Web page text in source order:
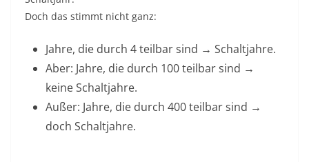
Doch das stimmt nicht ganz:
Jahre, die durch 4 teilbar sind → Schaltjahre.
Aber: Jahre, die durch 100 teilbar sind →
keine Schaltjahre.
Außer: Jahre, die durch 400 teilbar sind →
doch Schaltjahre.